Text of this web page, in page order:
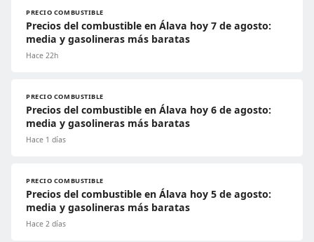
PRECIO COMBUSTIBLE
Precios del combustible en Álava hoy 7 de agosto:
media y gasolineras más baratas
Hace 22h
PRECIO COMBUSTIBLE
Precios del combustible en Álava hoy 6 de agosto:
media y gasolineras más baratas
Hace 1 días
PRECIO COMBUSTIBLE
Precios del combustible en Álava hoy 5 de agosto:
media y gasolineras más baratas
Hace 2 días